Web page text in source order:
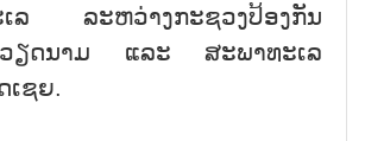
ເລ ລະຫວ່າງກະຊວງປ້ອງກັນ
ຽດນາມ ແລະ ສະພາທະເລ
ເຊຍ.